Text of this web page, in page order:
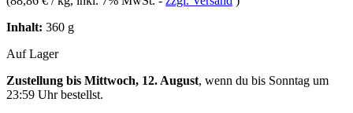
Inhalt: 360 g
Auf Lager
Zustellung bis Mittwoch, 12. August, wenn du bis Sonntag um
23:59 Uhrbestellst.